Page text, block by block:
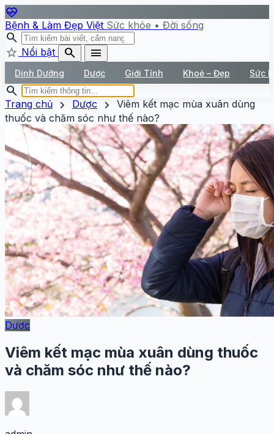
ecg_heart
Bệnh & Làm Đẹp Việt Sức khỏe • Đời sống
search
star Nổi bật search menu
Dinh Dưỡng Dược Giới Tính Khoẻ – Đẹp Sức
search
Trang chủ chevron_right Dược chevron_right
Viêm kết mạc mùa xuân dùng
thuốc và chăm sóc như thế nào?
Dược
Viêm kết mạc mùa xuân dùng thuốc
và chăm sóc như thế nào?